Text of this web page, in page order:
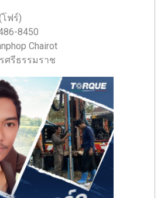
ฟร์)
8450
Chairot
ศรีธรรมราช